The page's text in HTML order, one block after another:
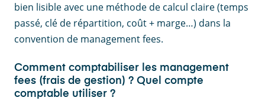
bien lisible avec une méthode de calcul claire (temps
passé, clé de répartition, coût + marge…) dans la
convention de management fees.
Comment comptabiliser les management
fees (frais de gestion) ? Quel compte
comptable utiliser ?